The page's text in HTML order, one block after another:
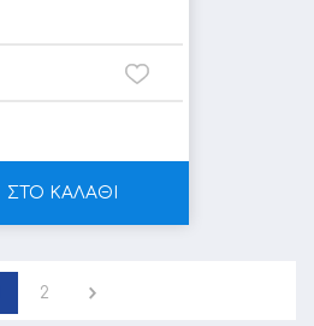
ΣΤΟ ΚΑΛΑΘΙ
2